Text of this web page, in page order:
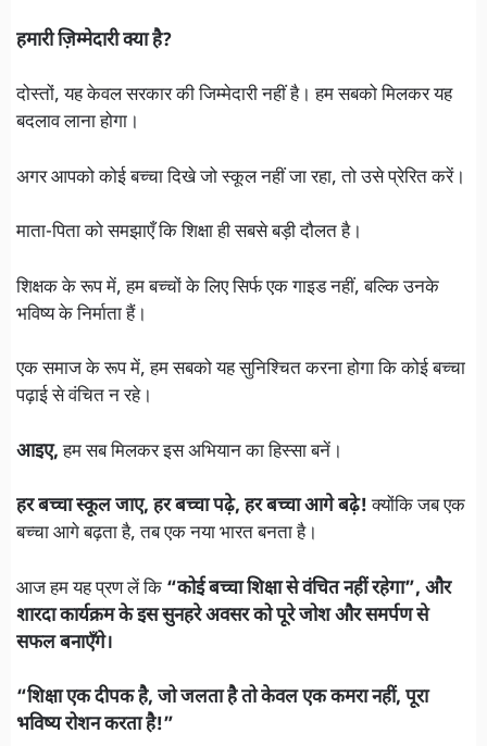
हमारी ज़िम्मेदारी क्या है?
दोस्तों, यह केवल सरकार की जिम्मेदारी नहीं है। हम सबको मिलकर यह
बदलाव लाना होगा।
अगर आपको कोई बच्चा दिखे जो स्कूल नहीं जा रहा, तो उसे प्रेरित करें।
माता-पिता को समझाएँ कि शिक्षा ही सबसे बड़ी दौलत है।
शिक्षक के रूप में, हम बच्चों के लिए सिर्फ एक गाइड नहीं, बल्कि उनके
भविष्य के निर्माता हैं।
एक समाज के रूप में, हम सबको यह सुनिश्चित करना होगा कि कोई बच्चा
पढ़ाई से वंचित न रहे।
आइए,हम सब मिलकर इस अभियान का हिस्सा बनें।
हर बच्चा स्कूल जाए, हर बच्चा पढ़े, हर बच्चा आगे बढ़े!क्योंकि जब एक
बच्चा आगे बढ़ता है, तब एक नया भारत बनता है।
आज हम यह प्रण लें कि “कोई बच्चा शिक्षा से वंचित नहीं रहेगा”, और
शारदा कार्यक्रम के इस सुनहरे अवसर को पूरे जोश और समर्पण से
सफल बनाएँगे।
“शिक्षा एक दीपक है, जो जलता है तो केवल एक कमरा नहीं, पूरा
भविष्य रोशन करता है!”